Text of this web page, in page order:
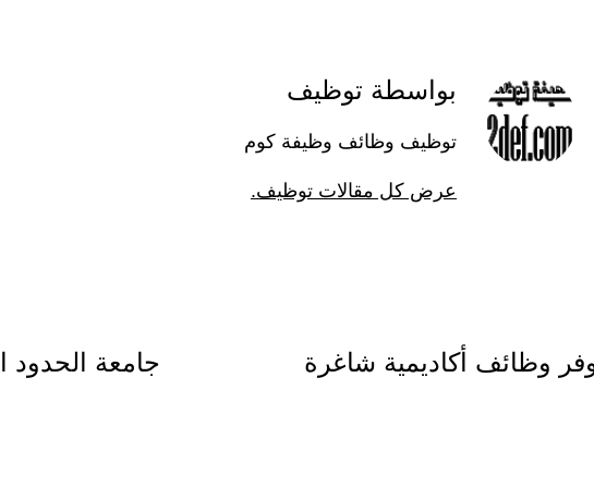
بواسطة توظيف
توظيف وظائف وظيفة كوم
عرض كل مقالات توظيف.
وظائف أكاديمية شاغرة
جامعة الحدود